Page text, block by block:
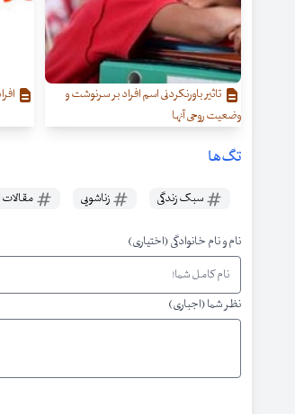
تاثیر باورنکردنی اسم افراد بر سرنوشت و
وضعیت روحی آنها
تگ‌ها
سبک زندگی زناشویی
نام و نام خانوادگی (اختیاری)
نظر شما (اجباری)